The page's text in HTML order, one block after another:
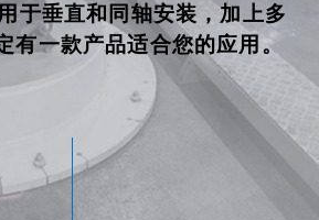
于垂直和同轴安装，加上多
有一款产品适合您的应用。